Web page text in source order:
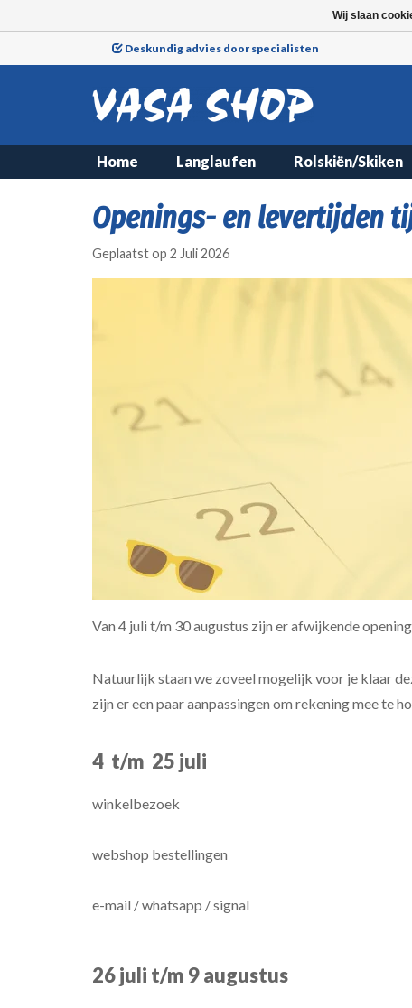
Deskundig advies door specialisten
Home Langlaufen Rolskiën/Skiken
Openings- en levertijden
Geplaatst op 2 Juli 2026
Van 4 juli t/m 30 augustus zijn er afwijkende
Natuurlijk staan we zoveel mogelijk voor je klaar
zijn er een paar aanpassingen om rekening mee te
4 t/m 25 juli
winkelbezoek
webshop bestellingen
e-mail / whatsapp / signal
26 juli t/m 9 augustus
Wij slaan